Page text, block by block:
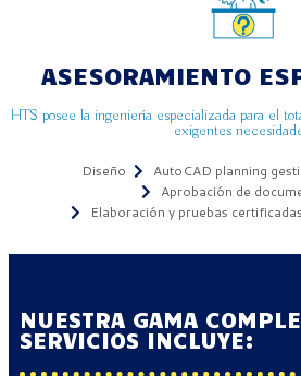
ASESORAMIENTO
HTS posee la ingeniería especializada para el
exigentes
Diseño
AutoCAD planning
Aprobación de
Elaboración y pruebas
NUESTRA GAMA
SERVICIOS INCLUYE: